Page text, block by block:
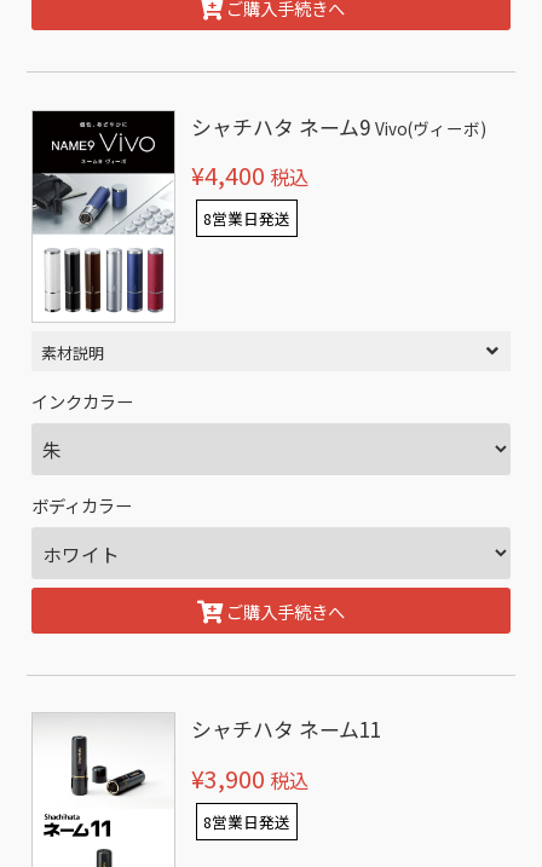
ご購入手続きへ
シャチハタ ネーム9Vivo(ヴィーボ)
¥4,400 税込
8営業日発送
素材説明
インクカラー
ボディカラー
ご購入手続きへ
シャチハタ ネーム11
¥3,900 税込
8営業日発送